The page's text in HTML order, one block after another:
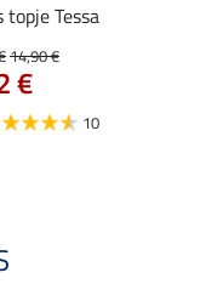
topje Tessa
14,90 €
€
10